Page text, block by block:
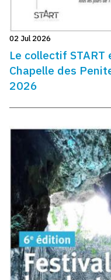
02 Jul 2026
Le collectif
Chapelle des
2026